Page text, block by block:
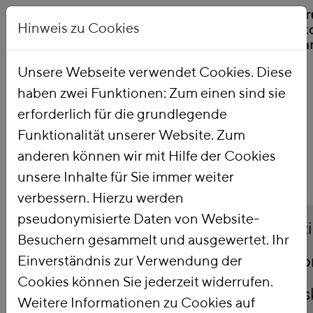
Startseite Publikationen
Titel
Umweltfreundlich,
wettbewerbsfähig
Stromkosten in der
Hinweis zu Cookies
Unsere Webseite verwendet Cookies. Diese
haben zwei Funktionen: Zum einen sind sie
erforderlich für die grundlegende
Funktionalität unserer Website. Zum
anderen können wir mit Hilfe der Cookies
unsere Inhalte für Sie immer weiter
verbessern. Hierzu werden
pseudonymisierte Daten von Website-
Besuchern gesammelt und ausgewertet. Ihr
Einverständnis zur Verwendung der
Cookies können Sie jederzeit widerrufen.
Weitere Informationen zu Cookies auf